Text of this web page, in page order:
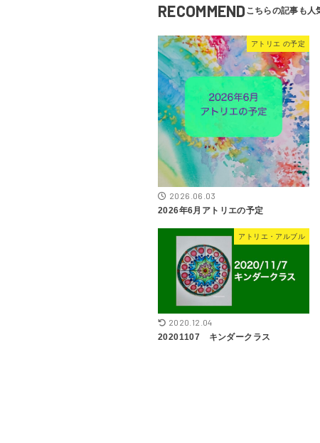
RECOMMEND
アトリエ の予定
2026.06.03
2026年6月アトリエの予定
アトリエ・アルブル
2020.12.04
20201107 キンダークラス